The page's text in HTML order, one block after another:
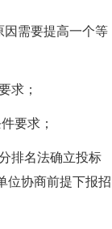
因需要提高一个等
求；
要求；
排名法确立投标
位协商前提下报招